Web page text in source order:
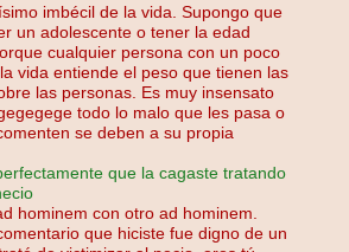
imbécil de la vida. Supongo que
un adolescente o tener la edad
cualquier persona con un poco
vida entiende el peso que tienen las
las personas. Es muy insensato
todo lo malo que les pasa o
se deben a su propia
que la cagaste tratando
hominem con otro ad hominem.
que hiciste fue digno de un